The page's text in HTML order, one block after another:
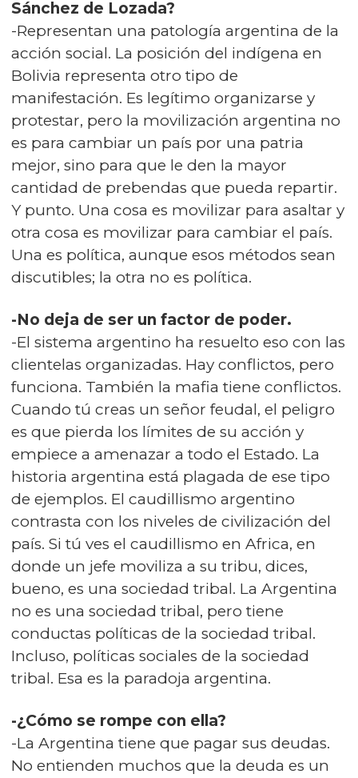
Sánchez de Lozada?
-Representan una patología argentina de la
acción social. La posición del indígena en
Bolivia representa otro tipo de
manifestación. Es legítimo organizarse y
protestar, pero la movilización argentina no
es para cambiar un país por una patria
mejor, sino para que le den la mayor
cantidad de prebendas que pueda repartir.
Y punto. Una cosa es movilizar para asaltar y
otra cosa es movilizar para cambiar el país.
Una es política, aunque esos métodos sean
discutibles; la otra no es política.
-No deja de ser un factor de poder.
-El sistema argentino ha resuelto eso con las
clientelas organizadas. Hay conflictos, pero
funciona. También la mafia tiene conflictos.
Cuando tú creas un señor feudal, el peligro
es que pierda los límites de su acción y
empiece a amenazar a todo el Estado. La
historia argentina está plagada de ese tipo
de ejemplos. El caudillismo argentino
contrasta con los niveles de civilización del
país. Si tú ves el caudillismo en Africa, en
donde un jefe moviliza a su tribu, dices,
bueno, es una sociedad tribal. La Argentina
no es una sociedad tribal, pero tiene
conductas políticas de la sociedad tribal.
Incluso, políticas sociales de la sociedad
tribal. Esa es la paradoja argentina.
-¿Cómo se rompe con ella?
-La Argentina tiene que pagar sus deudas.
No entienden muchos que la deuda es un